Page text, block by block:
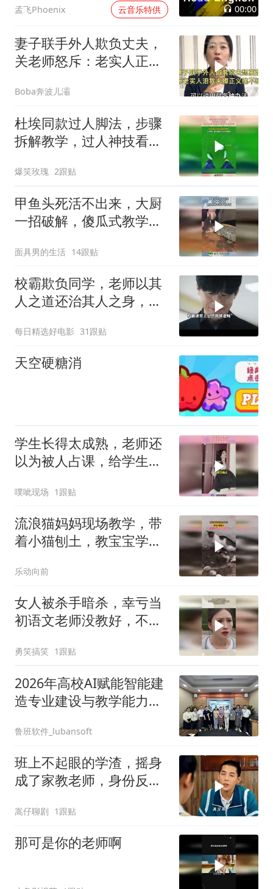
孟飞Phoenix 云音乐特供 00:00
妻子联手外人欺负丈夫，
关老师怒斥：老实人正义
Boba奔波儿灞
杜埃同款过人脚法，步骤
拆解教学，过人神技看完
爆笑玫瑰 2跟贴
甲鱼头死活不出来，大厨
一招破解，傻瓜式教学新
面具男的生活 14跟贴
校霸欺负同学，老师以其
人之道还治其人之身，结
每日精选好电影 31跟贴
天空硬糖消
学生长得太成熟，老师还
以为被人占课，给学生折
噗呲现场 1跟贴
流浪猫妈妈现场教学，带
着小猫刨土，教宝宝学习
乐动向前
女人被杀手暗杀，幸亏当
初语文老师没教好，不然
勇笑搞笑 1跟贴
2026年高校AI赋能智能建
造专业建设与教学能力提
鲁班软件_lubansoft
班上不起眼的学渣，摇身
成了家教老师，身份反转
嵩仔聊剧 1跟贴
那可是你的老师啊